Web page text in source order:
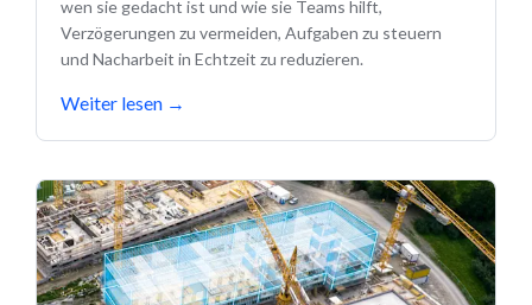
wen sie gedacht ist und wie sie Teams hilft,
Verzögerungen zu vermeiden, Aufgaben zu steuern
und Nacharbeit in Echtzeit zu reduzieren.
Weiter lesen →